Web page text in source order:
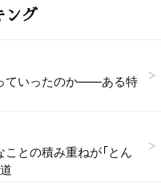
ング
ていったのか——ある特
との積み重ねが「とん